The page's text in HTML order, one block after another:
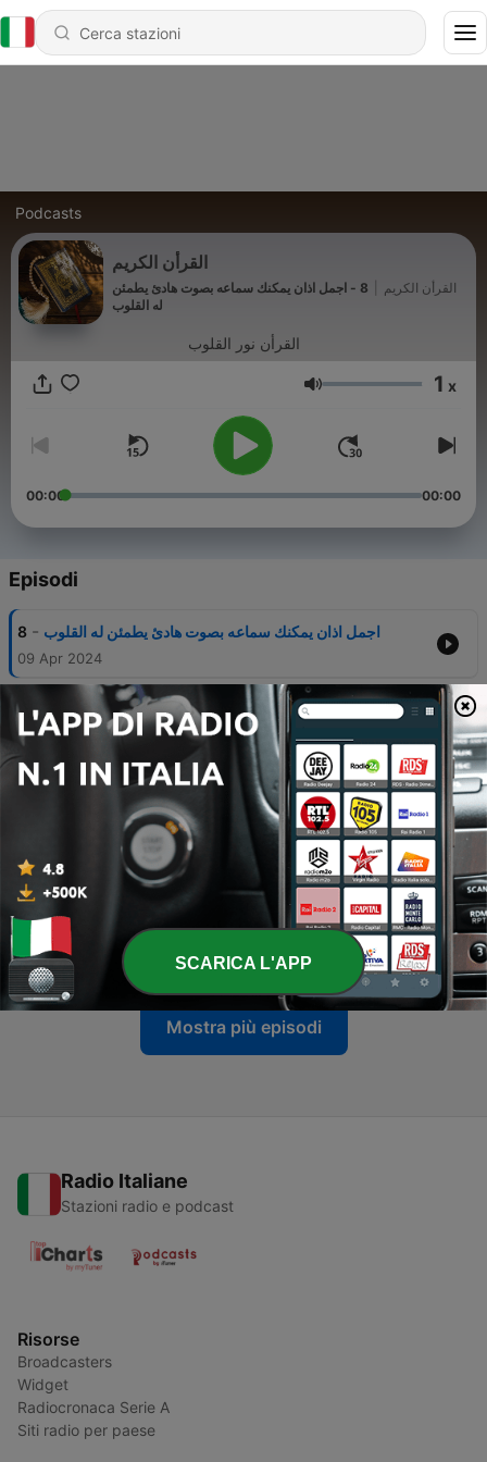
Podcasts
القرأن الكريم
القرأن الكريم
8 - اجمل اذان يمكنك سماعه بصوت هادئ يطمئن
له القلوب
القرأن نور القلوب
Volume 1 x
00:00 00:00
Episodi
8 - اجمل اذان يمكنك سماعه بصوت هادئ يطمئن له القلوب
09 Apr 2024
7 سورة طه بأجمل تلاوة للقارئ يوسف عثمان الكردي
14 Lug 2023
6 -
أكثر من ساعة ونصف من أفضل التلاوات الخاشعة للقارئ سالم
الرويلي
5 الصلاة على النبي.. بصوت هيثم الدخين
26 Mar 2022
4 - دعاء مؤثر للقارئ هيثم الدخين
26 Mar 2022
Mostra più episodi
Radio Italiane
Stazioni radio e podcast
Risorse
Broadcasters
Widget
Radiocronaca Serie A
Siti radio per paese
SCARICA L'APP